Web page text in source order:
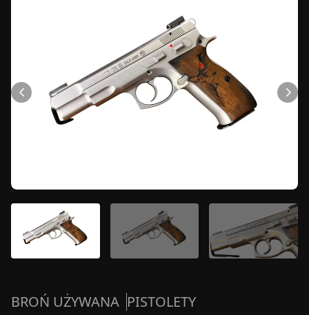
BROŃ UŻYWANA PISTOLETY